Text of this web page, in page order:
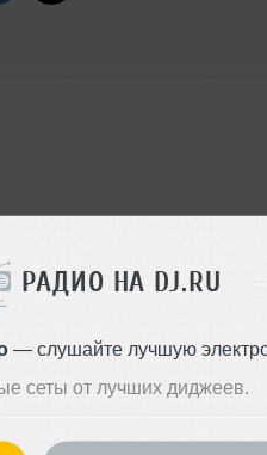
РАДИО НА DJ.RU
— слушайте лучшую
сеты от лучших диджеев.